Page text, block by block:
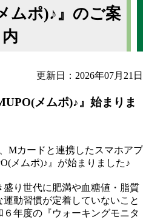
ムポ)♪』のご案
内
更新日：2026年07月21日
メムポ)♪』始まりま
Mカードと連携したスマホアプ
メムポ)♪』が始まりました♪
盛り世代に肥満や血糖値・脂質
動習慣が定着していないこと
年度の『ウォーキングモニタ